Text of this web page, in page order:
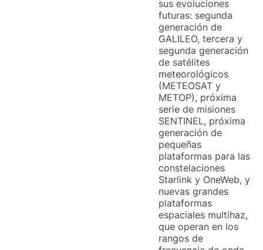
sus evoluciones
futuras: segunda
generación de
GALILEO, tercera y
segunda generación
de satélites
meteorológicos
(METEOSAT y
METOP), próxima
serie de misiones
SENTINEL, próxima
generación de
pequeñas
plataformas para las
constelaciones
Starlink y OneWeb, y
nuevas grandes
plataformas
espaciales multihaz,
que operan en los
rangos de